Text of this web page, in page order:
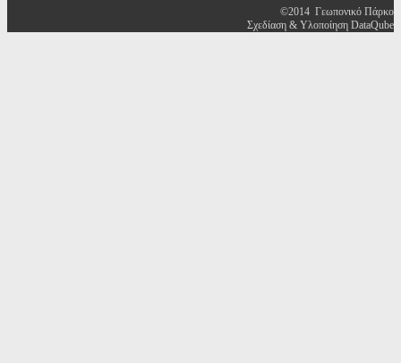
©2014 Γεωπονικό Πάρκο
Σχεδίαση & Υλοποίηση DataQube